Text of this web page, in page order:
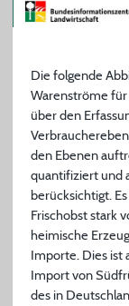
Die folgende
Warenströme für
über den
den Ebenen
quantifiziert und
berücksichtigt.
Frischobst stark
heimische
Importe. Dies ist
Import von
des in